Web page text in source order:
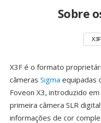
Sobre
X3F
X3F é o formato
câmeras Sigma equipadas
Foveon X3, introduzido
primeira câmera SLR
informações de cor